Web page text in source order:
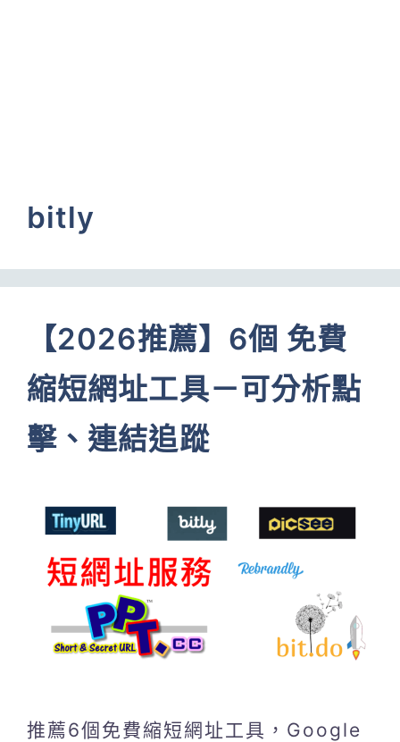
bitly
【2026推薦】6個 免費
縮短網址工具－可分析點
擊、連結追蹤
推薦6個免費縮短網址工具，Google